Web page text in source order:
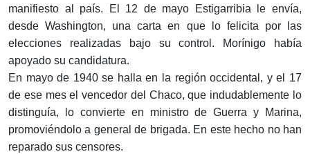
manifiesto al país. El 12 de mayo Estigarribia le envía,
desde Washington, una carta en que lo felicita por las
elecciones realizadas bajo su control. Morínigo había
apoyado su candidatura.
En mayo de 1940 se halla en la región occidental, y el 17
de ese mes el vencedor del Chaco, que indudablemente lo
distinguía, lo convierte en ministro de Guerra y Marina,
promoviéndolo a general de brigada. En este hecho no han
reparado sus censores.